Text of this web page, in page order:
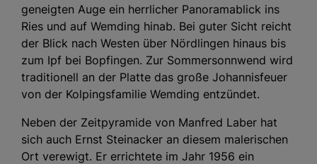
geneigten Auge ein herrlicher Panoramablick ins
Ries und auf Wemding hinab. Bei guter Sicht reicht
der Blick nach Westen über Nördlingen hinaus bis
zum Ipf bei Bopfingen. Zur Sommersonnwend wird
traditionell an der Platte das große Johannisfeuer
von der Kolpingsfamilie Wemding entzündet.
Neben der Zeitpyramide von Manfred Laber hat
sich auch Ernst Steinacker an diesem malerischen
Ort verewigt. Er errichtete im Jahr 1956 ein